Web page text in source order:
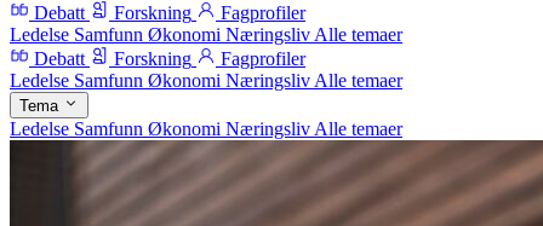
Debatt
Forskning
Fagprofiler
Ledelse Samfunn Økonomi Næringsliv Alle temaer
Debatt
Forskning
Fagprofiler
Ledelse Samfunn Økonomi Næringsliv Alle temaer
Tema
Ledelse Samfunn Økonomi Næringsliv Alle temaer